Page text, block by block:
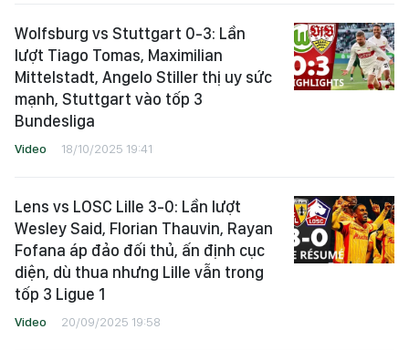
Wolfsburg vs Stuttgart 0-3: Lần
lượt Tiago Tomas, Maximilian
Mittelstadt, Angelo Stiller thị uy sức
mạnh, Stuttgart vào tốp 3
Bundesliga
Video 18/10/2025 19:41
Lens vs LOSC Lille 3-0: Lần lượt
Wesley Said, Florian Thauvin, Rayan
Fofana áp đảo đối thủ, ấn định cục
diện, dù thua nhưng Lille vẫn trong
tốp 3 Ligue 1
Video 20/09/2025 19:58